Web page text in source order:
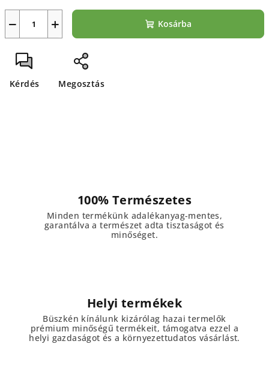
+
− Kosárba
Kérdés Megosztás
100% Természetes
Minden termékünk adalékanyag-mentes,
garantálva a természet adta tisztaságot és
minőséget.
Helyi termékek
Büszkén kínálunk kizárólag hazai termelők
prémium minőségű termékeit, támogatva ezzel a
helyi gazdaságot és a környezettudatos vásárlást.